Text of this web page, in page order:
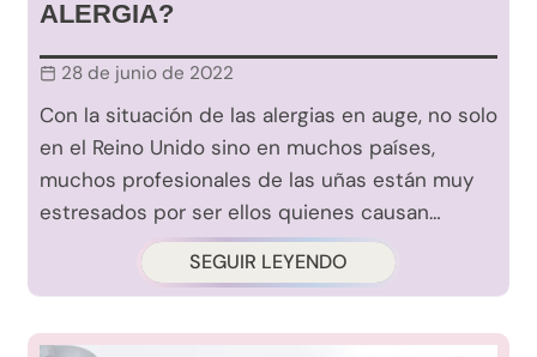
ALERGIA?
28 de junio de 2022
Con la situación de las alergias en auge, no solo
en el Reino Unido sino en muchos países,
muchos profesionales de las uñas están muy
estresados ​​por ser ellos quienes causan…
SEGUIR LEYENDO